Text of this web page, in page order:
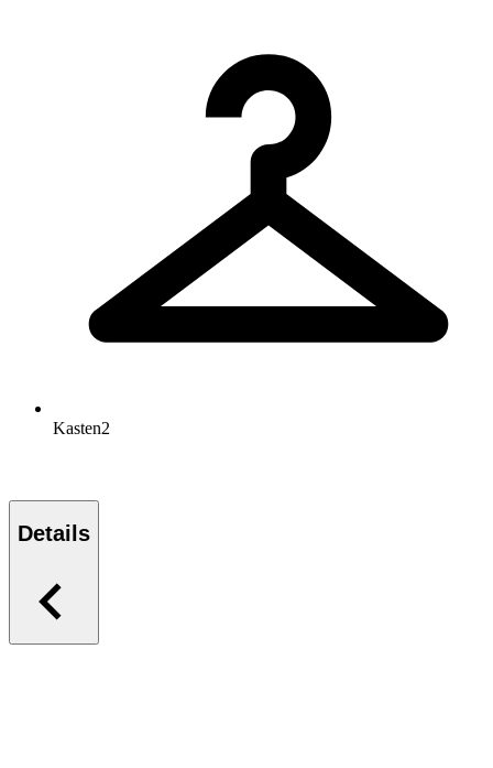
Kasten2
Details